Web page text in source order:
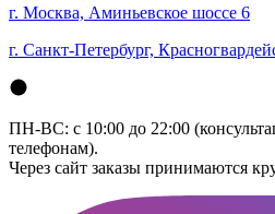
г. Москва, Аминьевское шоссе 6
г. Санкт-Петербург,
ПН-ВС: с 10:00 до 22:00
телефонам).
Через сайт заказы принимаются